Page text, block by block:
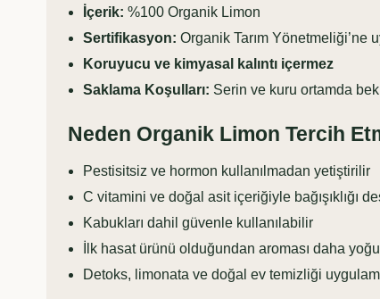
İçerik: %100 Organik Limon
Sertifikasyon: Organik Tarım Yönetmeliği’ne
Koruyucu ve kimyasal kalıntı içermez
Saklama Koşulları: Serin ve kuru ortamda
Neden Organik Limon Tercih
Pestisitsiz ve hormon kullanılmadan yetiştirilir
C vitamini ve doğal asit içeriğiyle bağışıklığı
Kabukları dahil güvenle kullanılabilir
İlk hasat ürünü olduğundan aroması daha
Detoks, limonata ve doğal ev temizliği